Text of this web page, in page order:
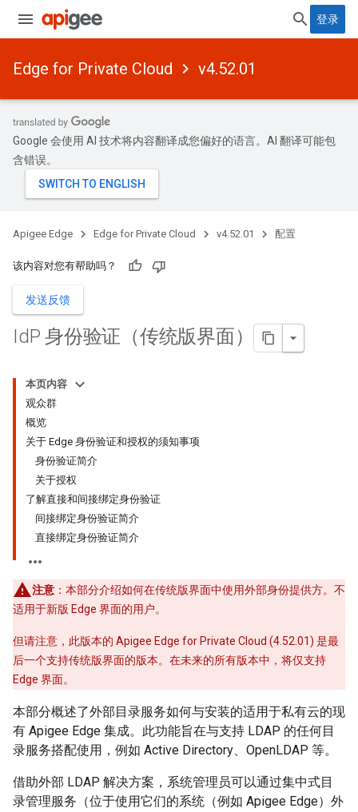
登录
Edge for Private Cloud v4.52.01
Google 会使用 AI 技术将内容翻译成您偏好的语言。AI 翻译可能包
含错误。
Apigee Edge Edge for Private Cloud v4.52.01 配置
该内容对您有帮助吗？
发送反馈
IdP 身份验证（传统版界面）
本页内容
观众群
概览
关于 Edge 身份验证和授权的须知事项
身份验证简介
关于授权
了解直接和间接绑定身份验证
间接绑定身份验证简介
直接绑定身份验证简介
注意 ：本部分介绍如何在传统版界面中使用外部身份提供方。不
适用于新版 Edge 界面的用户。
但请注意，此版本的 Apigee Edge for Private Cloud (4.52.01) 是最
后一个支持传统版界面的版本。在未来的所有版本中，将仅支持
Edge 界面。
本部分概述了外部目录服务如何与安装的适用于私有云的现
有 Apigee Edge 集成。此功能旨在与支持 LDAP 的任何目
录服务搭配使用，例如 Active Directory、OpenLDAP 等。
借助外部 LDAP 解决方案，系统管理员可以通过集中式目
录管理服务（位于使用它们的系统（例如 Apigee Edge）外